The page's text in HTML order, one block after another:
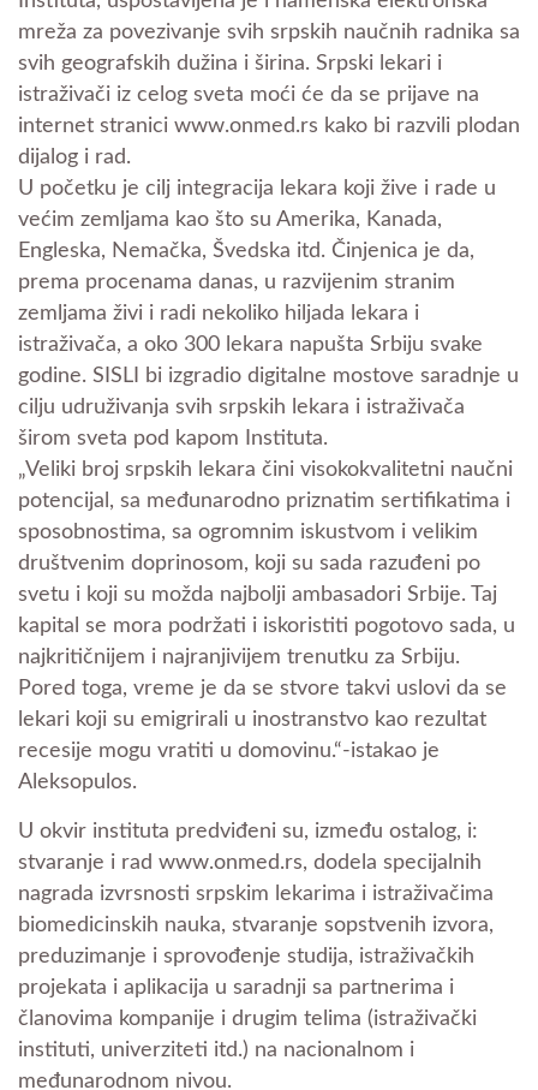
mreža za povezivanje svih srpskih naučnih radnika sa
svih geografskih dužina i širina. Srpski lekari i
istraživači iz celog sveta moći će da se prijave na
internet stranici www.onmed.rs kako bi razvili plodan
dijalog i rad.
U početku je cilj integracija lekara koji žive i rade u
većim zemljama kao što su Amerika, Kanada,
Engleska, Nemačka, Švedska itd. Činjenica je da,
prema procenama danas, u razvijenim stranim
zemljama živi i radi nekoliko hiljada lekara i
istraživača, a oko 300 lekara napušta Srbiju svake
godine. SISLI bi izgradio digitalne mostove saradnje u
cilju udruživanja svih srpskih lekara i istraživača
širom sveta pod kapom Instituta.
„Veliki broj srpskih lekara čini visokokvalitetni naučni
potencijal, sa međunarodno priznatim sertifikatima i
sposobnostima, sa ogromnim iskustvom i velikim
društvenim doprinosom, koji su sada razuđeni po
svetu i koji su možda najbolji ambasadori Srbije. Taj
kapital se mora podržati i iskoristiti pogotovo sada, u
najkritičnijem i najranjivijem trenutku za Srbiju.
Pored toga, vreme je da se stvore takvi uslovi da se
lekari koji su emigrirali u inostranstvo kao rezultat
recesije mogu vratiti u domovinu.“-istakao je
Aleksopulos.
U okvir instituta predviđeni su, između ostalog, i:
stvaranje i rad www.onmed.rs, dodela specijalnih
nagrada izvrsnosti srpskim lekarima i istraživačima
biomedicinskih nauka, stvaranje sopstvenih izvora,
preduzimanje i sprovođenje studija, istraživačkih
projekata i aplikacija u saradnji sa partnerima i
članovima kompanije i drugim telima (istraživački
instituti, univerziteti itd.) na nacionalnom i
međunarodnom nivou.